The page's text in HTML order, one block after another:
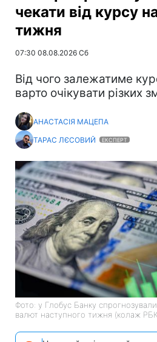
чекати від курсу
тижня
07:30 08.08.2026 Сб
Від чого залежатиме
варто очікувати різких
АНАСТАСІЯ МАЦЕПА
ТАРАС ЛЄСОВИЙ
ЕКСПЕРТ
Фото: у Глобус Банку
валют наступного тижня (колаж